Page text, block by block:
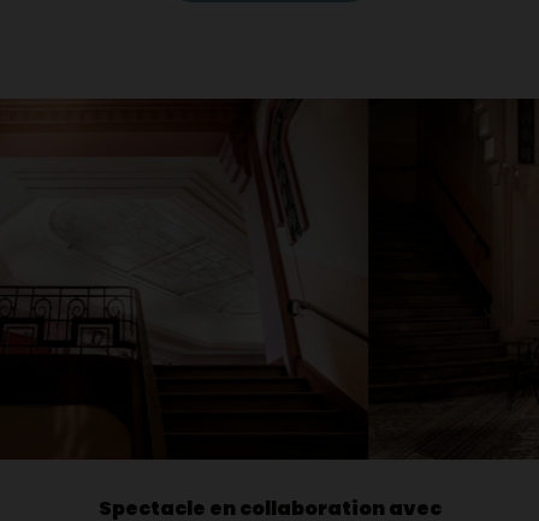
Spectacle en collaboration avec